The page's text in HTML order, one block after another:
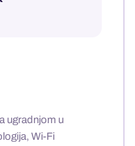
ugradnjom u
Wi-Fi